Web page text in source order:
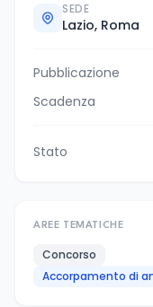
SEDE
Lazio, Roma
Pubblicazione
Scadenza
Stato
AREE TEMATICHE
Concorso
Accorpamento di